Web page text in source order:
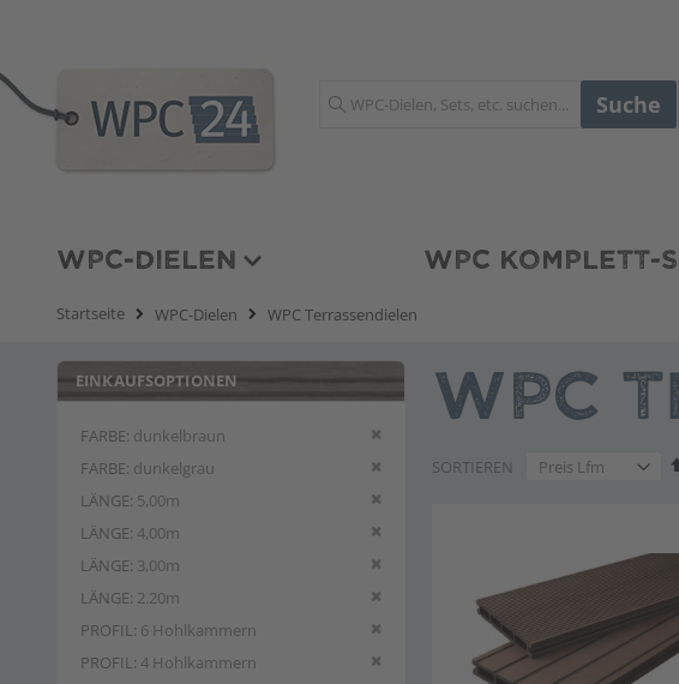
Suche
WPC-DIELEN WPC KOMPLETT-
Startseite WPC-Dielen WPC Terrassendielen
WPC
SORTIEREN
EINKAUFSOPTIONEN
FARBE dunkelbraun
Diesen Artikel entfernen
FARBE dunkelgrau
Diesen Artikel entfernen
LÄNGE 5,00m
Diesen Artikel entfernen
LÄNGE 4,00m
Diesen Artikel entfernen
LÄNGE 3,00m
Diesen Artikel entfernen
LÄNGE 2.20m
Diesen Artikel entfernen
PROFIL 6 Hohlkammern
Diesen Artikel entfernen
PROFIL 4 Hohlkammern Diesen Artikel entfernen